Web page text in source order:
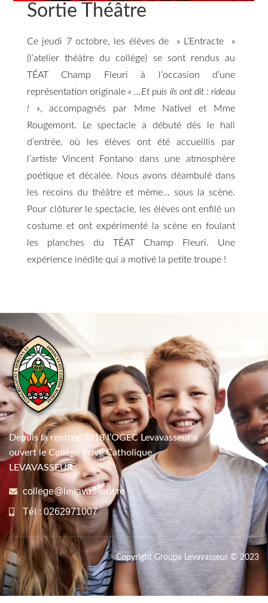
Sortie Théâtre
Ce jeudi 7 octobre, les élèves de » L’Entracte »
(l’atelier théâtre du collège) se sont rendus au
TÉAT Champ Fleuri à l’occasion d’une
représentation originale« …Et puis ils ont dit : rideau
! », accompagnés par Mme Nativel et Mme
Rougemont. Le spectacle a débuté dès le hall
d’entrée, où les élèves ont été accueillis par
l’artiste Vincent Fontano dans une atmosphère
poétique et décalée. Nous avons déambulé dans
les recoins du théâtre et même… sous la scène.
Pour clôturer le spectacle, les élèves ont enfilé un
costume et ont expérimenté la scène en foulant
les planches du TÉAT Champ Fleuri. Une
expérience inédite qui a motivé la petite troupe !
Depuis la rentrée 2018 l’OGEC Levavasseur a
ouvert le Collège Privé Catholique
LEVAVASSEUR.
college@levavasseur.re
Tél : 0262971007
Copyright Groupe Levavasseur © 2023